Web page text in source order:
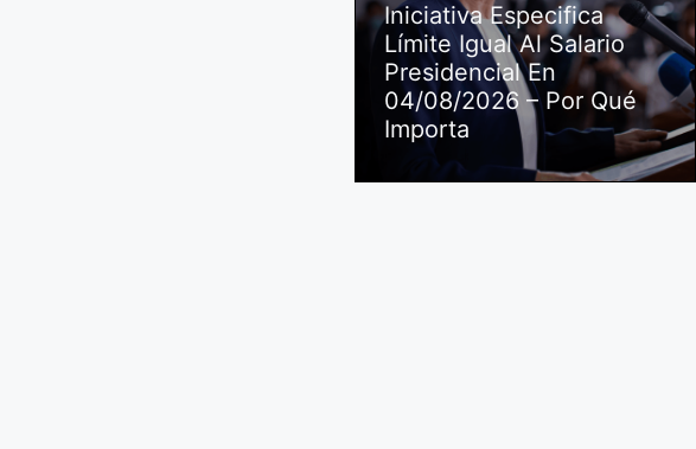
Iniciativa Especifica
Límite Igual Al Salario
Presidencial En
04/08/2026 – Por Qué
Importa